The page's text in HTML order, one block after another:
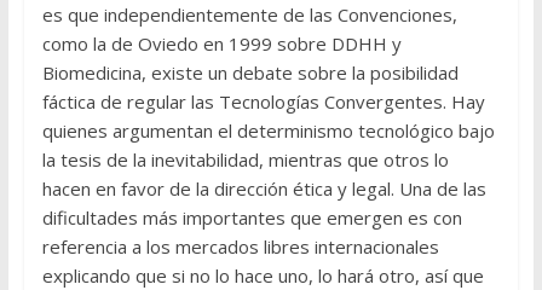
es que independientemente de las Convenciones,
como la de Oviedo en 1999 sobre DDHH y
Biomedicina, existe un debate sobre la posibilidad
fáctica de regular las Tecnologías Convergentes. Hay
quienes argumentan el determinismo tecnológico bajo
la tesis de la inevitabilidad, mientras que otros lo
hacen en favor de la dirección ética y legal. Una de las
dificultades más importantes que emergen es con
referencia a los mercados libres internacionales
explicando que si no lo hace uno, lo hará otro, así que